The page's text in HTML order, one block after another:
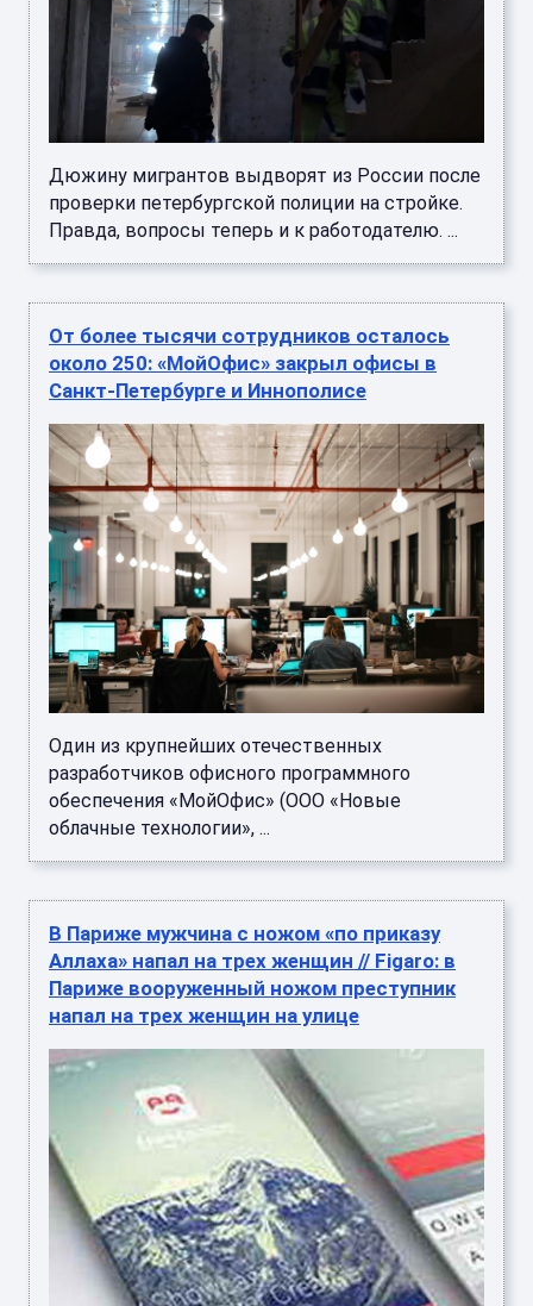
Дюжину мигрантов выдворят из России после
проверки петербургской полиции на стройке.
Правда, вопросы теперь и к работодателю. ...
От более тысячи сотрудников осталось
около 250: «МойОфис» закрыл офисы в
Санкт-Петербурге и Иннополисе
Один из крупнейших отечественных
разработчиков офисного программного
обеспечения «МойОфис» (ООО «Новые
облачные технологии», ...
В Париже мужчина с ножом «по приказу
Аллаха» напал на трех женщин // Figaro: в
Париже вооруженный ножом преступник
напал на трех женщин на улице